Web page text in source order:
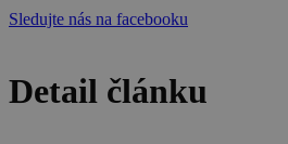
Sledujte nás na facebooku
Detail článku